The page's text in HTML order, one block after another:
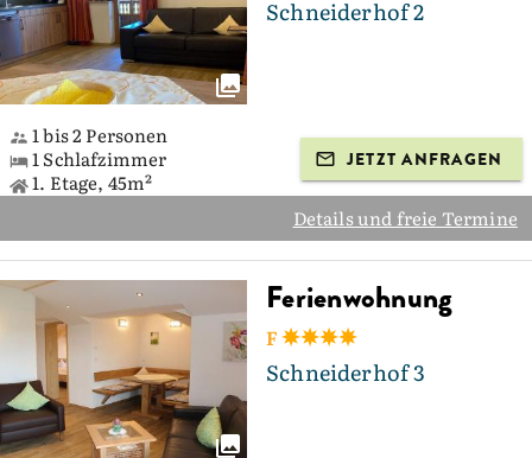
Schneiderhof 2
1 bis 2 Personen
1 Schlafzimmer
1. Etage, 45m²
JETZT ANFRAGEN
Details und freie Termine
Ferienwohnung
F
Schneiderhof 3